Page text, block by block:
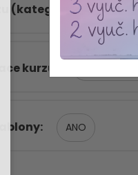
(kategorie)
kurzu
ANO